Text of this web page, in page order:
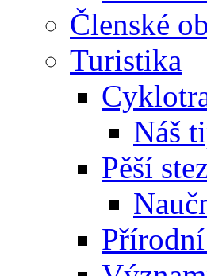
Členské
Turistika
Náš
Pěší